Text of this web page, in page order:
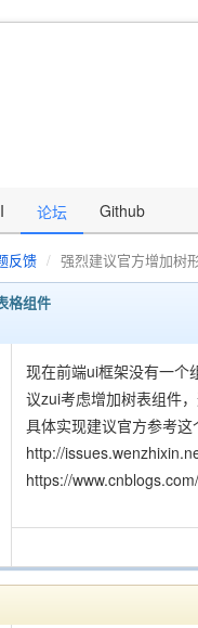
论坛 Github
反馈 强烈建议官方增加树
格组件
现在前端ui框架没有一个
议zui考虑增加树表组件
具体实现建议官方参考这
http://
https://